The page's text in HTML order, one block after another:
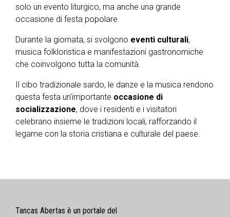
solo un evento liturgico, ma anche una grande
occasione di festa popolare.
Durante la giornata, si svolgono eventi culturali,
musica folkloristica e manifestazioni gastronomiche
che coinvolgono tutta la comunità.
Il cibo tradizionale sardo, le danze e la musica rendono
questa festa un'importante occasione di
socializzazione, dove i residenti e i visitatori
celebrano insieme le tradizioni locali, rafforzando il
legame con la storia cristiana e culturale del paese.
Tancas Abertas è un portale del